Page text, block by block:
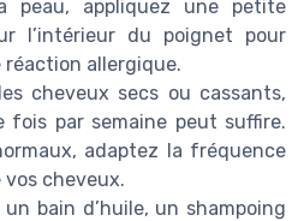
peau, appliquez une petite
l’intérieur du poignet pour
réaction allergique.
cheveux secs ou cassants,
fois par semaine peut suffire.
adaptez la fréquence
vos cheveux.
bain d’huile, un shampoing